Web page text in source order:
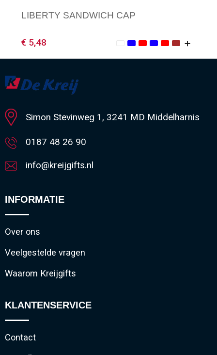
LIBERTY SANDWICH CAP
€ 5,48
Minimale afname: 1
Simon Stevinweg 1, 3241 MD Middelharnis
0187 48 26 90
info@kreijgifts.nl
INFORMATIE
Over ons
Veelgestelde vragen
Waarom Kreijgifts
KLANTENSERVICE
Contact